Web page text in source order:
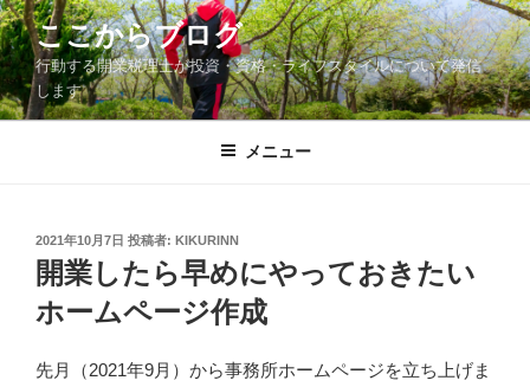
コ
ン
テ
ン
ツ
ここからブログ
行動する開業税理士が投資・資格・ライフスタイルについて発信
します
メニュー
投
稿
日:
2021年10月7日 投稿者: KIKURINN
開業したら早めにやっておきたい
ホームページ作成
先月（2021年9月）から事務所ホームページを立ち上げま